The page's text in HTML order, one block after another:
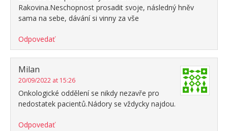
Rakovina.Neschopnost prosadit svoje, následný hněv
sama na sebe, dávání si vinny za vše
Odpovedať
Milan
20/09/2022 at 15:26
Onkologické oddělení se nikdy nezavře pro
nedostatek pacientů.Nádory se vždycky najdou.
Odpovedať